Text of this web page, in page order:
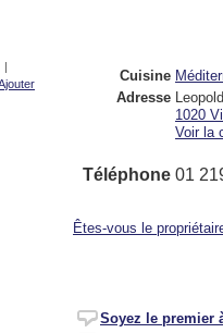
Cuisine
Adresse
1020
Voir la
Téléphone 01
Êtes-vous le
Soyez le premier
|